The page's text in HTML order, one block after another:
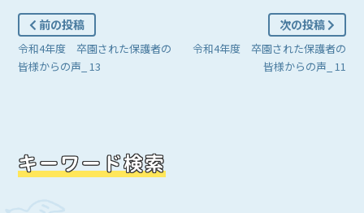
前の投稿
令和4年度 卒園された保護者の
皆様からの声_ 13
次の投稿
令和4年度 卒園された保護者の
皆様からの声_ 11
キーワード検索